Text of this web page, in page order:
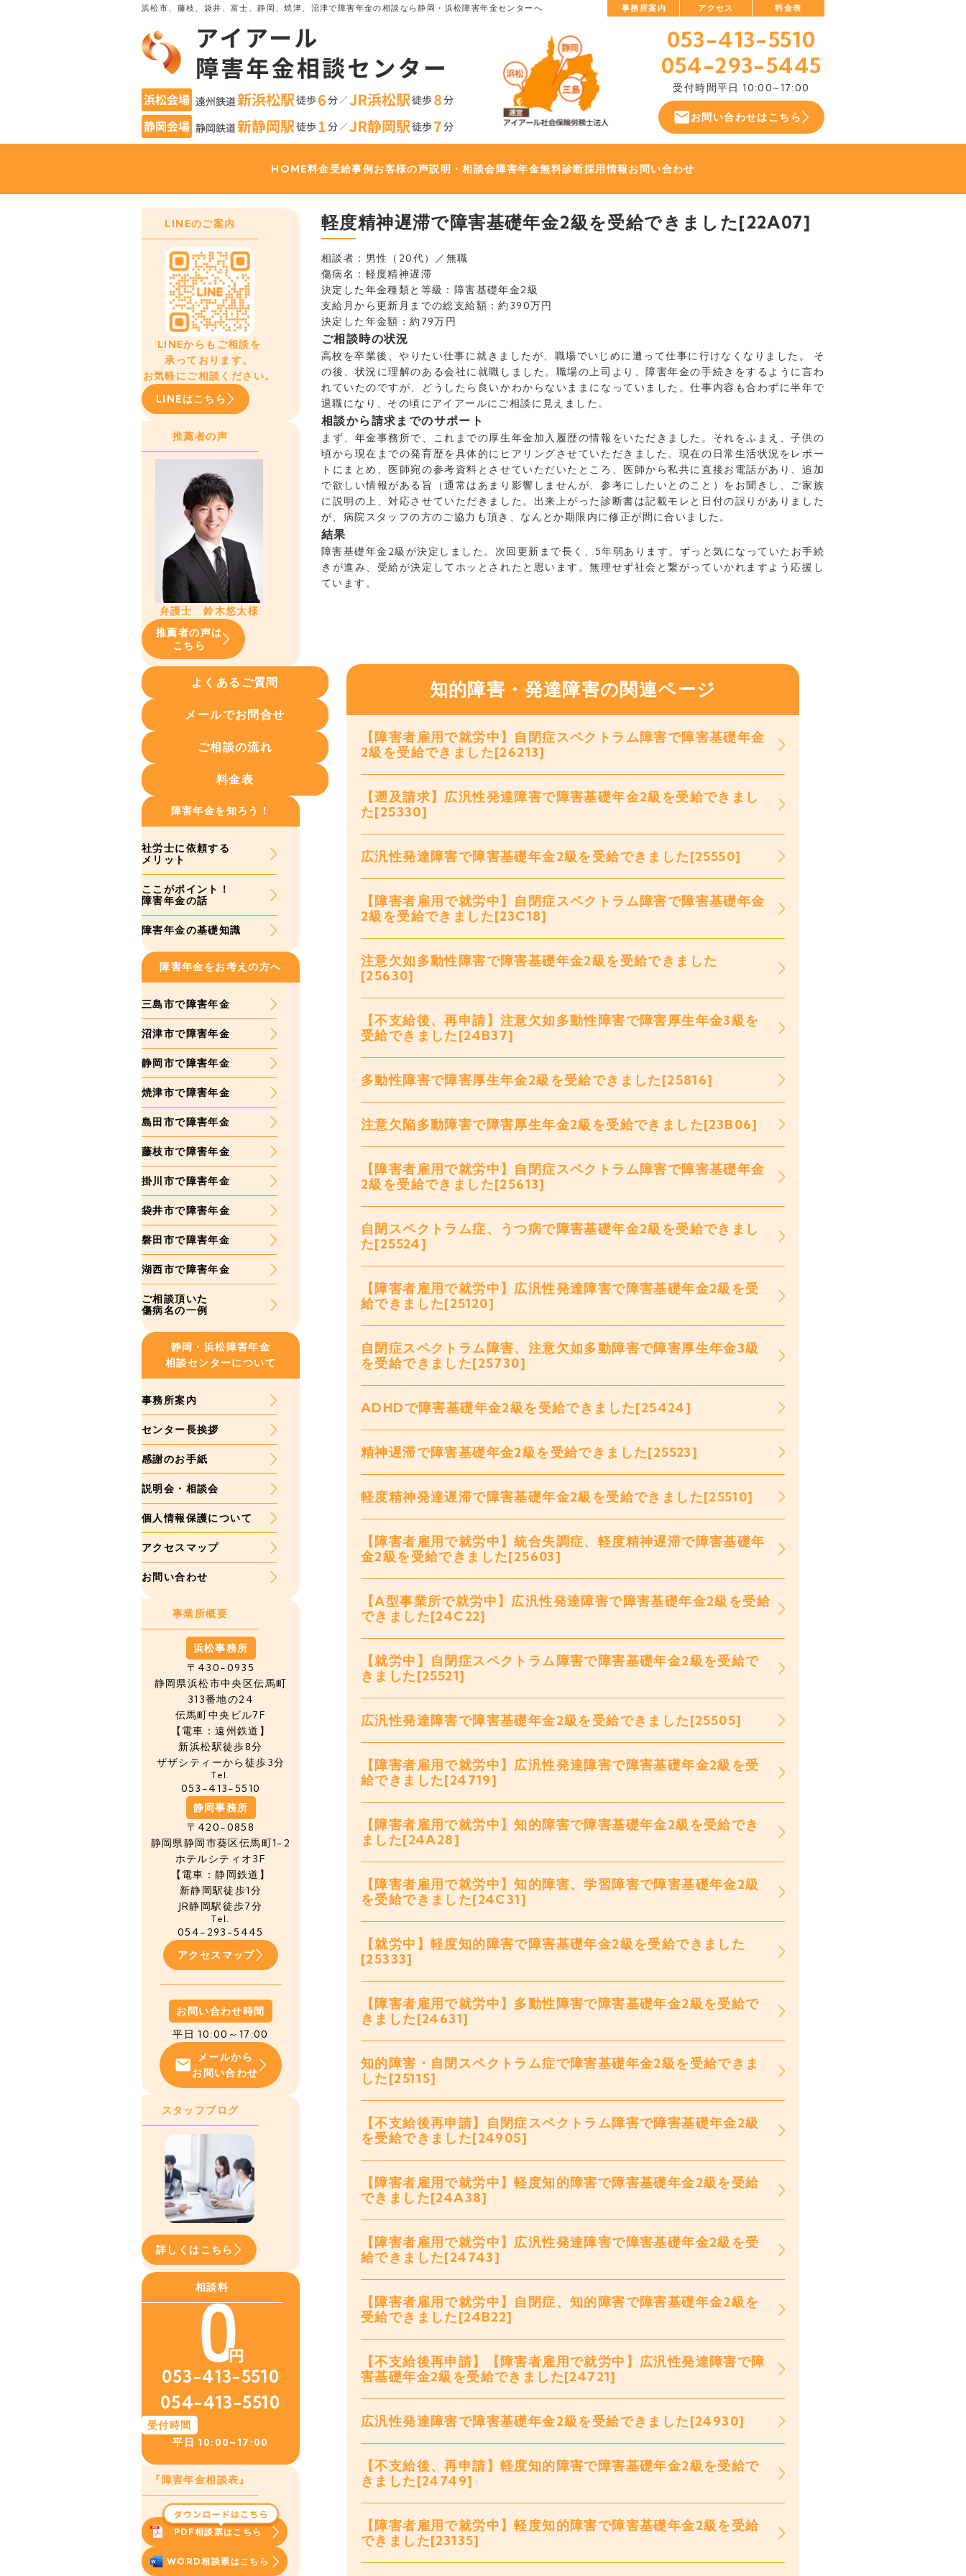
浜松市、藤枝、袋井、富士、静岡、焼津、沼津で障害年金の相談なら静岡・浜松障害年金センターへ 事務所案内 アクセス 料金表
053-413-5510
054-293-5445
受付時間平日 10:00~17:00
お問い合わせはこちら
HOME料金受給事例お客様の声説明・相談会障害年金無料診断採用情報お問い合わせ
軽度精神遅滞で障害基礎年金2級を受給できました[22A07]
相談者：男性（20代）／無職
傷病名：軽度精神遅滞
決定した年金種類と等級：障害基礎年金2級
支給月から更新月までの総支給額：約390万円
決定した年金額：約79万円
ご相談時の状況
高校を卒業後、やりたい仕事に就きましたが、職場でいじめに遭って仕事に行けなくなりました。 そ
の後、状況に理解のある会社に就職しました。職場の上司より、障害年金の手続きをするように言わ
れていたのですが、どうしたら良いかわからないままになっていました。仕事内容も合わずに半年で
退職になり、その頃にアイアールにご相談に見えました。
相談から請求までのサポート
まず、年金事務所で、これまでの厚生年金加入履歴の情報をいただきました。それをふまえ、子供の
頃から現在までの発育歴を具体的にヒアリングさせていただきました。現在の日常生活状況をレポー
トにまとめ、医師宛の参考資料とさせていただいたところ、医師から私共に直接お電話があり、追加
で欲しい情報がある旨（通常はあまり影響しませんが、参考にしたいとのこと）をお聞きし、ご家族
に説明の上、対応させていただきました。出来上がった診断書は記載モレと日付の誤りがありました
が、病院スタッフの方のご協力も頂き、なんとか期限内に修正が間に合いました。
結果
障害基礎年金2級が決定しました。次回更新まで長く、5年弱あります。ずっと気になっていたお手続
きが進み、受給が決定してホッとされたと思います。無理せず社会と繋がっていかれますよう応援し
ています。
知的障害・発達障害の関連ページ
【障害者雇用で就労中】自閉症スペクトラム障害で障害基礎年金
2級を受給できました[26213]
【遡及請求】広汎性発達障害で障害基礎年金2級を受給できまし
た[25330]
広汎性発達障害で障害基礎年金2級を受給できました[25550]
【障害者雇用で就労中】自閉症スペクトラム障害で障害基礎年金
2級を受給できました[23C18]
注意欠如多動性障害で障害基礎年金2級を受給できました
[25630]
【不支給後、再申請】注意欠如多動性障害で障害厚生年金3級を
受給できました[24B37]
多動性障害で障害厚生年金2級を受給できました[25816]
注意欠陥多動障害で障害厚生年金2級を受給できました[23B06]
【障害者雇用で就労中】自閉症スペクトラム障害で障害基礎年金
2級を受給できました[25613]
自閉スペクトラム症、うつ病で障害基礎年金2級を受給できまし
た[25524]
【障害者雇用で就労中】広汎性発達障害で障害基礎年金2級を受
給できました[25120]
自閉症スペクトラム障害、注意欠如多動障害で障害厚生年金3級
を受給できました[25730]
ADHDで障害基礎年金2級を受給できました[25424]
精神遅滞で障害基礎年金2級を受給できました[25523]
軽度精神発達遅滞で障害基礎年金2級を受給できました[25510]
【障害者雇用で就労中】統合失調症、軽度精神遅滞で障害基礎年
金2級を受給できました[25603]
【A型事業所で就労中】広汎性発達障害で障害基礎年金2級を受給
できました[24C22]
【就労中】自閉症スペクトラム障害で障害基礎年金2級を受給で
きました[25521]
広汎性発達障害で障害基礎年金2級を受給できました[25505]
【障害者雇用で就労中】広汎性発達障害で障害基礎年金2級を受
給できました[24719]
【障害者雇用で就労中】知的障害で障害基礎年金2級を受給でき
ました[24A28]
【障害者雇用で就労中】知的障害、学習障害で障害基礎年金2級
を受給できました[24C31]
【就労中】軽度知的障害で障害基礎年金2級を受給できました
[25333]
【障害者雇用で就労中】多動性障害で障害基礎年金2級を受給で
きました[24631]
知的障害・自閉スペクトラム症で障害基礎年金2級を受給できま
した[25115]
【不支給後再申請】自閉症スペクトラム障害で障害基礎年金2級
を受給できました[24905]
【障害者雇用で就労中】軽度知的障害で障害基礎年金2級を受給
できました[24A38]
【障害者雇用で就労中】広汎性発達障害で障害基礎年金2級を受
給できました[24743]
【障害者雇用で就労中】自閉症、知的障害で障害基礎年金2級を
受給できました[24B22]
【不支給後再申請】【障害者雇用で就労中】広汎性発達障害で障
害基礎年金2級を受給できました[24721]
広汎性発達障害で障害基礎年金2級を受給できました[24930]
【不支給後、再申請】軽度知的障害で障害基礎年金2級を受給で
きました[24749]
【障害者雇用で就労中】軽度知的障害で障害基礎年金2級を受給
できました[23135]
LINEのご案内
LINEからもご相談を
承っております。
お気軽にご相談ください。
LINEはこちら
推薦者の声
弁護士 鈴木悠太様
推薦者の声は
こちら
よくあるご質問
メールでお問合せ
ご相談の流れ
料金表
障害年金を知ろう！
社労士に依頼する
メリット
ここがポイント！
障害年金の話
障害年金の基礎知識
障害年金をお考えの方へ
三島市で障害年金
沼津市で障害年金
静岡市で障害年金
焼津市で障害年金
島田市で障害年金
藤枝市で障害年金
掛川市で障害年金
袋井市で障害年金
磐田市で障害年金
湖西市で障害年金
ご相談頂いた
傷病名の一例
静岡・浜松障害年金
相談センターについて
事務所案内
センター長挨拶
感謝のお手紙
説明会・相談会
個人情報保護について
アクセスマップ
お問い合わせ
事業所概要
浜松事務所
〒430-0935
静岡県浜松市中央区伝馬町
313番地の24
伝馬町中央ビル7F
【電車：遠州鉄道】
新浜松駅徒歩8分
ザザシティーから徒歩3分
Tel.
053-413-5510
静岡事務所
〒420-0858
静岡県静岡市葵区伝馬町1-2
ホテルシティオ3F
【電車：静岡鉄道】
新静岡駅徒歩1分
JR静岡駅徒歩7分
Tel.
054-293-5445
アクセスマップ
お問い合わせ時間
平日 10:00～17:00
メールから
お問い合わせ
スタッフブログ
詳しくはこちら
相談料
053-413-5510
054-413-5510
受付時間
平日 10:00~17:00
『障害年金相談表』
PDF相談票はこちら
WORD相談票はこちら